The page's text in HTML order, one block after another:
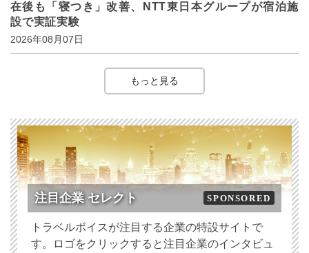
在後も「寝つき」改善、NTT東日本グループが宿泊施
設で実証実験
2026年08月07日
もっと見る
注目企業 セレクト SPONSORED
トラベルボイスが注目する企業の特設サイトで
す。ロゴをクリックすると注目企業のインタビュ